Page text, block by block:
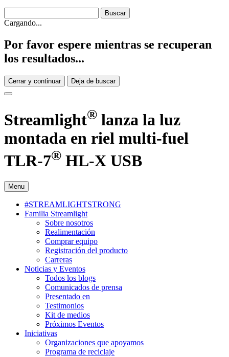
Cargando...
Por favor espere mientras se recuperan
los resultados...
Cerrar y continuar Deja de buscar
Streamlight® lanza la luz
montada en riel multi-fuel
TLR-7® HL-X USB
Menu
#STREAMLIGHTSTRONG
Familia Streamlight
Sobre nosotros
Realimentación
Comprar equipo
Registración del producto
Carreras
Noticias y Eventos
Todos los blogs
Comunicados de prensa
Presentado en
Testimonios
Kit de medios
Próximos Eventos
Iniciativas
Organizaciones que apoyamos
Programa de reciclaje